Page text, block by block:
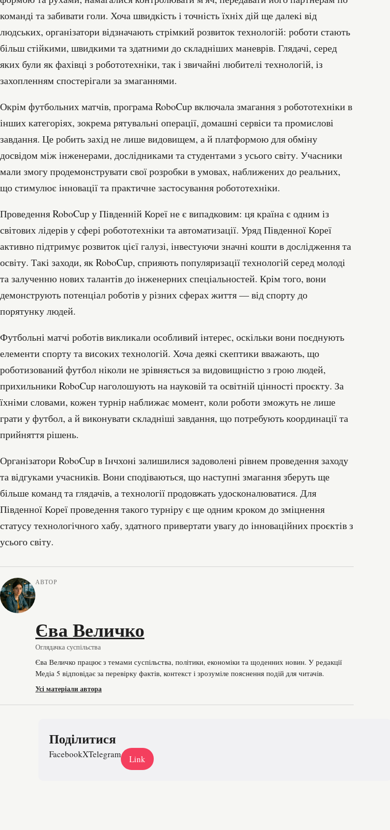
команді та забивати голи. Хоча швидкість і точність їхніх дій ще далекі від
людських, організатори відзначають стрімкий розвиток технологій: роботи стають
більш стійкими, швидкими та здатними до складніших маневрів. Глядачі, серед
яких були як фахівці з робототехніки, так і звичайні любителі технологій, із
захопленням спостерігали за змаганнями.
Окрім футбольних матчів, програма RoboCup включала змагання з робототехніки в
інших категоріях, зокрема рятувальні операції, домашні сервіси та промислові
завдання. Це робить захід не лише видовищем, а й платформою для обміну
досвідом між інженерами, дослідниками та студентами з усього світу. Учасники
мали змогу продемонструвати свої розробки в умовах, наближених до реальних,
що стимулює інновації та практичне застосування робототехніки.
Проведення RoboCup у Південній Кореї не є випадковим: ця країна є одним із
світових лідерів у сфері робототехніки та автоматизації. Уряд Південної Кореї
активно підтримує розвиток цієї галузі, інвестуючи значні кошти в дослідження та
освіту. Такі заходи, як RoboCup, сприяють популяризації технологій серед молоді
та залученню нових талантів до інженерних спеціальностей. Крім того, вони
демонструють потенціал роботів у різних сферах життя — від спорту до
порятунку людей.
Футбольні матчі роботів викликали особливий інтерес, оскільки вони поєднують
елементи спорту та високих технологій. Хоча деякі скептики вважають, що
роботизований футбол ніколи не зрівняється за видовищністю з грою людей,
прихильники RoboCup наголошують на науковій та освітній цінності проєкту. За
їхніми словами, кожен турнір наближає момент, коли роботи зможуть не лише
грати у футбол, а й виконувати складніші завдання, що потребують координації та
прийняття рішень.
Організатори RoboCup в Інчхоні залишилися задоволені рівнем проведення заходу
та відгуками учасників. Вони сподіваються, що наступні змагання зберуть ще
більше команд та глядачів, а технології продовжать удосконалюватися. Для
Південної Кореї проведення такого турніру є ще одним кроком до зміцнення
статусу технологічного хабу, здатного привертати увагу до інноваційних проєктів з
усього світу.
АВТОР
Єва Величко
Оглядачка суспільства
Єва Величко працює з темами суспільства, політики, економіки та щоденних новин. У редакції
Медіа 5 відповідає за перевірку фактів, контекст і зрозуміле пояснення подій для читачів.
Усі матеріали автора
Поділитися
FacebookXTelegram Link